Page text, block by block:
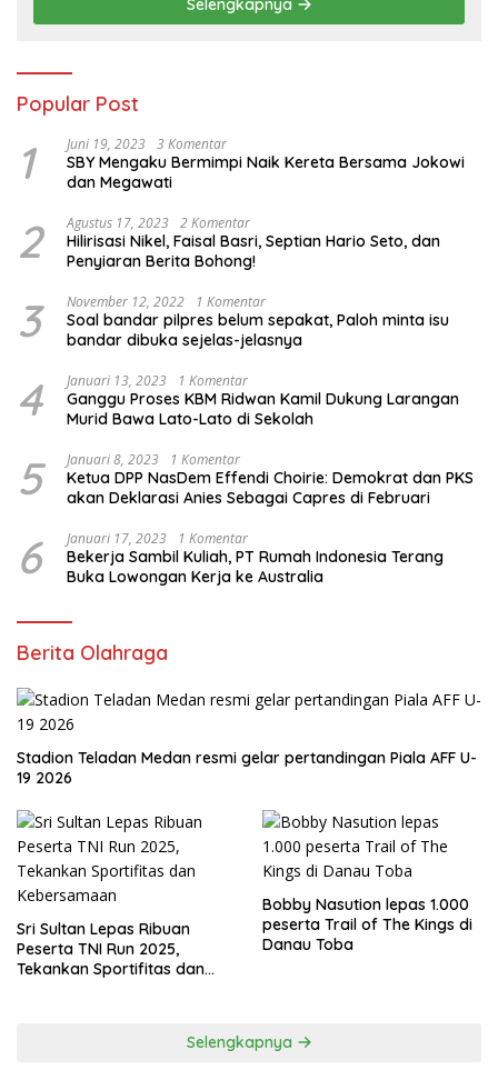
Selengkapnya
Popular Post
1 Juni 19, 2023 3 Komentar
SBY Mengaku Bermimpi Naik Kereta Bersama Jokowi
dan Megawati
2 Agustus 17, 2023 2 Komentar
Hilirisasi Nikel, Faisal Basri, Septian Hario Seto, dan
Penyiaran Berita Bohong!
3 November 12, 2022 1 Komentar
Soal bandar pilpres belum sepakat, Paloh minta isu
bandar dibuka sejelas-jelasnya
4 Januari 13, 2023 1 Komentar
Ganggu Proses KBM Ridwan Kamil Dukung Larangan
Murid Bawa Lato-Lato di Sekolah
5 Januari 8, 2023 1 Komentar
Ketua DPP NasDem Effendi Choirie: Demokrat dan PKS
akan Deklarasi Anies Sebagai Capres di Februari
6 Januari 17, 2023 1 Komentar
Bekerja Sambil Kuliah, PT Rumah Indonesia Terang
Buka Lowongan Kerja ke Australia
Berita Olahraga
Stadion Teladan Medan resmi gelar pertandingan Piala AFF U-
19 2026
Sri Sultan Lepas Ribuan
Peserta TNI Run 2025,
Tekankan Sportifitas dan
Bobby Nasution lepas 1.000
peserta Trail of The Kings di
Danau Toba
Selengkapnya